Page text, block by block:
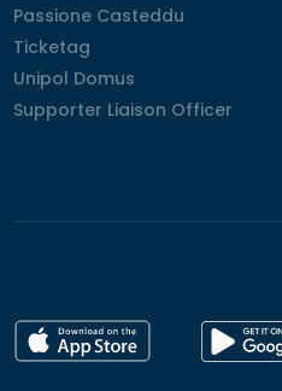
Passione Casteddu
Passione Casteddu
Ticketag
Ticketag
Unipol Domus
Unipol Domus
Supporter Liaison Officer
Supporter Liaison Officer